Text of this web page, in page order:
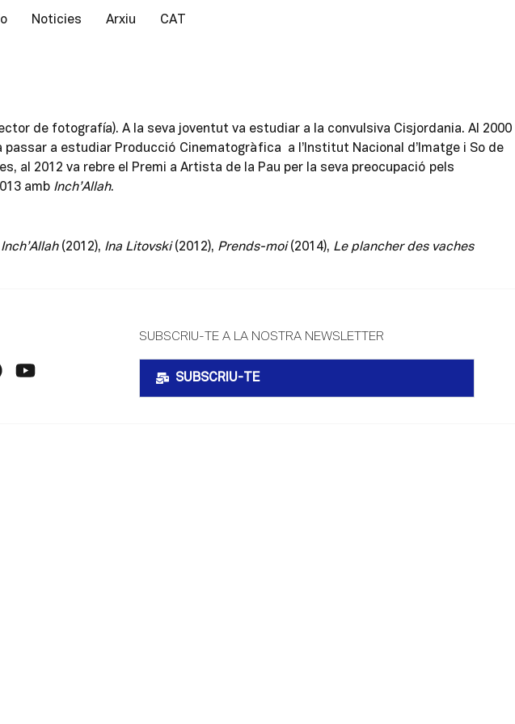
Noticies Arxiu CAT
de fotografía). A la seva joventut va estudiar a la convulsiva Cisjordania. Al 2000
a estudiar Producció Cinematogràfica a l’Institut Nacional d’Imatge i So de
al 2012 va rebre el Premi a Artista de la Pau per la seva preocupació pels
amb Inch’Allah.
Inch’Allah (2012), Ina Litovski(2012), Prends-moi(2014), Le plancher des vaches
SUBSCRIU-TE A LA NOSTRA NEWSLETTER
SUBSCRIU-TE